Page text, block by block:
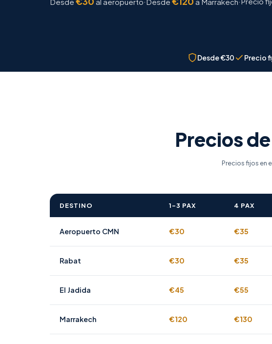
Desde €30 Precio
Precios
Precios fijos en
DESTINO 1–3 PAX 4 PAX
Aeropuerto CMN €30 €35
Rabat €30 €35
El Jadida €45 €55
Marrakech €120 €130